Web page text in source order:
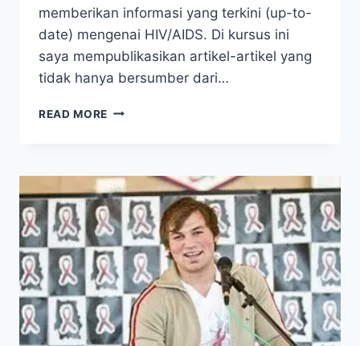
memberikan informasi yang terkini (up-to-
date) mengenai HIV/AIDS. Di kursus ini
saya mempublikasikan artikel-artikel yang
tidak hanya bersumber dari…
READ MORE BENARKAH
DENIALIST
TIDAK
UP-
TO-
DATE?